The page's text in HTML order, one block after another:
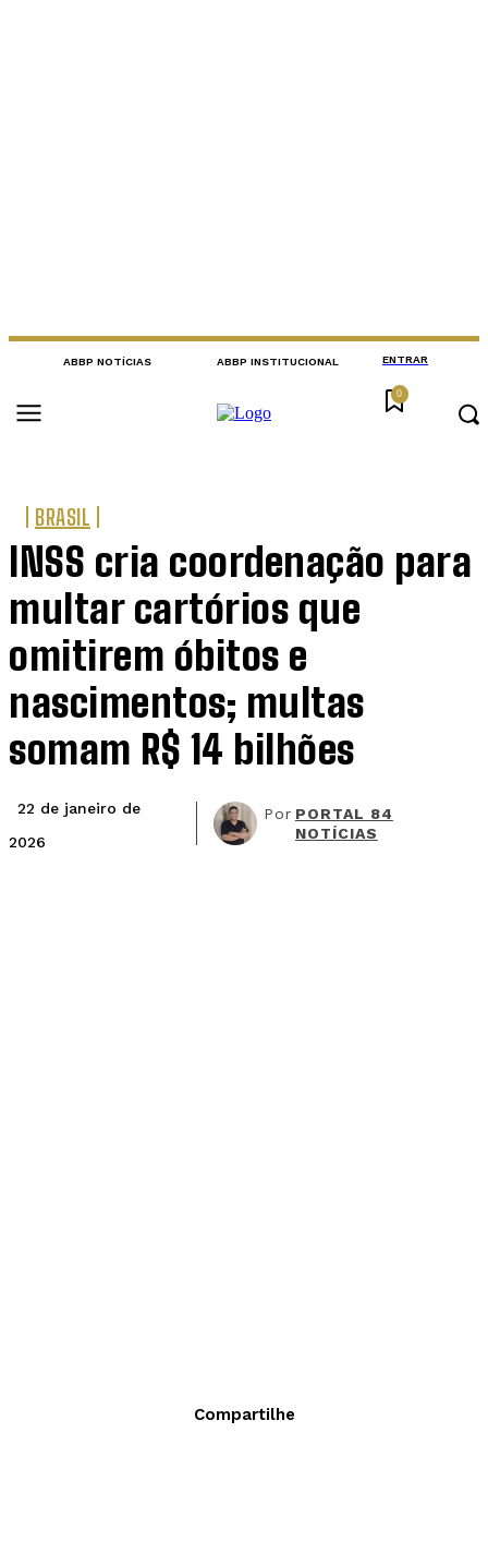
ABBP NOTÍCIAS ABBP INSTITUCIONAL ENTRAR
0
BRASIL
INSS cria coordenação para
multar cartórios que
omitirem óbitos e
nascimentos; multas
somam R$ 14 bilhões
22 de janeiro de
2026
Por PORTAL 84
NOTÍCIAS
Compartilhe